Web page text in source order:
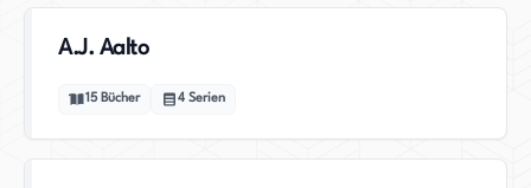
A.J. Aalto
15 Bücher 4 Serien